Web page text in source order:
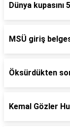
Dünya
MSÜ giriş
Öksürdükten
Kemal Gözler